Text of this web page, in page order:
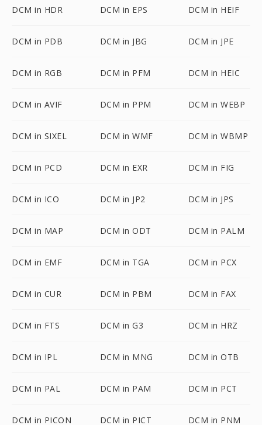
DCM in HDR DCM in EPS DCM in HEIF
DCM in PDB DCM in JBG DCM in JPE
DCM in RGB DCM in PFM DCM in HEIC
DCM in AVIF DCM in PPM DCM in WEBP
DCM in SIXEL DCM in WMF DCM in WBMP
DCM in PCD DCM in EXR DCM in FIG
DCM in ICO DCM in JP2 DCM in JPS
DCM in MAP DCM in ODT DCM in PALM
DCM in EMF DCM in TGA DCM in PCX
DCM in CUR DCM in PBM DCM in FAX
DCM in FTS DCM in G3 DCM in HRZ
DCM in IPL DCM in MNG DCM in OTB
DCM in PAL DCM in PAM DCM in PCT
DCM in PICON DCM in PICT DCM in PNM